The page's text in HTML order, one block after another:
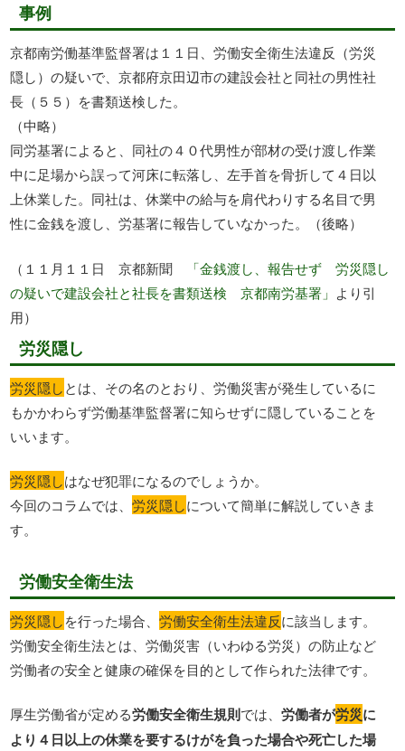
事例
京都南労働基準監督署は１１日、労働安全衛生法違反（労災
隠し）の疑いで、京都府京田辺市の建設会社と同社の男性社
長（５５）を書類送検した。
（中略）
同労基署によると、同社の４０代男性が部材の受け渡し作業
中に足場から誤って河床に転落し、左手首を骨折して４日以
上休業した。同社は、休業中の給与を肩代わりする名目で男
性に金銭を渡し、労基署に報告していなかった。（後略）
（１１月１１日 京都新聞
「金銭渡し、報告せず 労災隠し
の疑いで建設会社と社長を書類送検 京都南労基署」 より引
用）
労災隠し
労災隠しとは、その名のとおり、労働災害が発生しているに
もかかわらず労働基準監督署に知らせずに隠していることを
いいます。
労災隠しはなぜ犯罪になるのでしょうか。
今回のコラムでは、労災隠しについて簡単に解説していきま
す。
労働安全衛生法
労災隠しを行った場合、労働安全衛生法違反に該当します。
労働安全衛生法とは、労働災害（いわゆる労災）の防止など
労働者の安全と健康の確保を目的として作られた法律です。
厚生労働省が定める労働安全衛生規則では、労働者が労災に
より４日以上の休業を要するけがを負った場合や死亡した場